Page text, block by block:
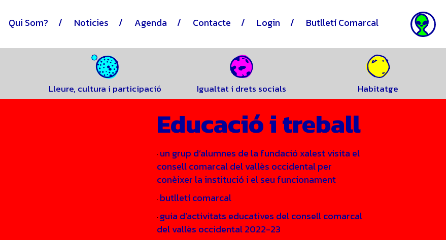
Qui Som? Noticies Agenda Contacte Login Butlletí Comarcal
Lleure, cultura i participació Igualtat i drets socials Habitatge
Educació i treball
· un grup d’alumnes de la fundació xalest visita el
consell comarcal del vallès occidental per
conèixer la institució i el seu funcionament
· butlletí comarcal
· guia d’activitats educatives del consell comarcal
del vallès occidental 2022-23